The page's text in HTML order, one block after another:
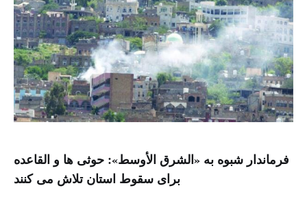
فرماندار شبوه به «الشرق الأوسط»: حوثی ها و القاعده
برای سقوط استان تلاش می کنند